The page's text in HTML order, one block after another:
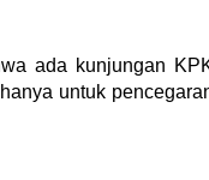
ada kunjungan
untuk